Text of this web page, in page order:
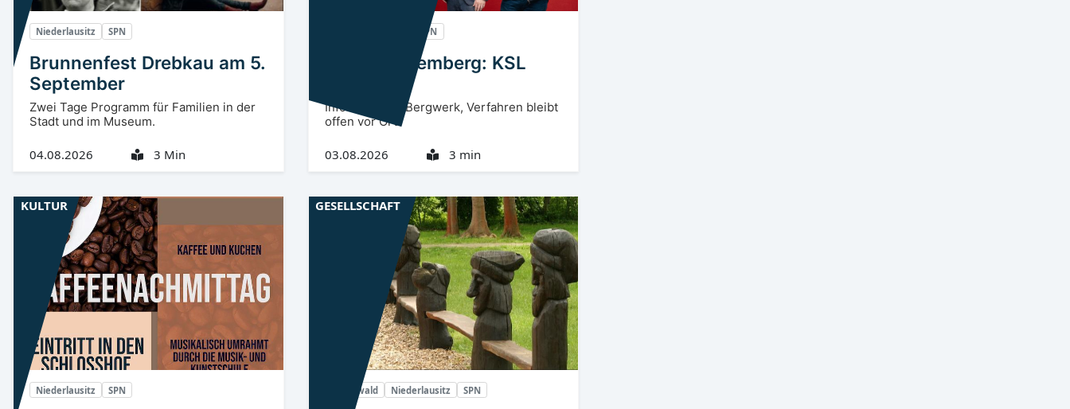
Niederlausitz SPN
Brunnenfest Drebkau am 5.
September
Zwei Tage Programm für Familien in der
Stadt und im Museum.
04.08.2026 3 Min
CB, SPN
Kupfer Spremberg: KSL
Inforaum zum Bergwerk, Verfahren bleibt
offen vor Ort
03.08.2026 3 min
Niederlausitz SPN
KULTUR
Spreewald Niederlausitz SPN
GESELLSCHAFT